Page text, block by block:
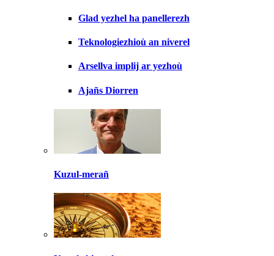
Glad yezhel ha panellerezh
Teknologiezhioù an niverel
Arsellva implij ar yezhoù
Ajañs Diorren
Kuzul-merañ